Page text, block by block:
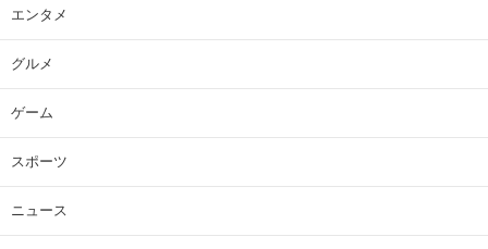
エンタメ
グルメ
ゲーム
スポーツ
ニュース